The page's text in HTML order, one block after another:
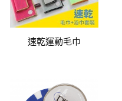
速乾運動毛巾